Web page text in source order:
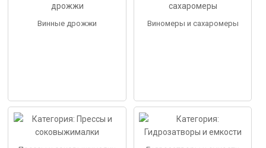
Винные дрожжи Виномеры и сахаромеры